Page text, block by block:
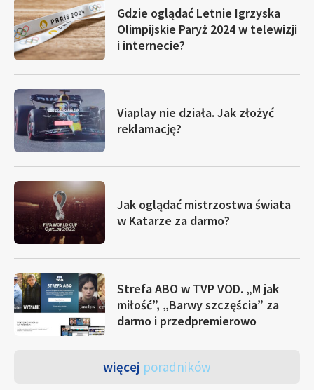
Gdzie oglądać Letnie Igrzyska
Olimpijskie Paryż 2024 w telewizji
i internecie?
Viaplay nie działa. Jak złożyć
reklamację?
Jak oglądać mistrzostwa świata
w Katarze za darmo?
Strefa ABO w TVP VOD. „M jak
miłość”, „Barwy szczęścia” za
darmo i przedpremierowo
więcej poradników